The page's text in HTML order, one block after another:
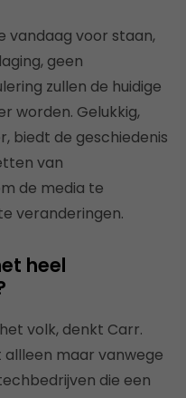
vandaag voor staan,
geen
zullen de huidige
worden. Gelukkig,
biedt de geschiedenis
van
de media te
veranderingen.
heel
volk, denkt Carr.
maar vanwege
die een